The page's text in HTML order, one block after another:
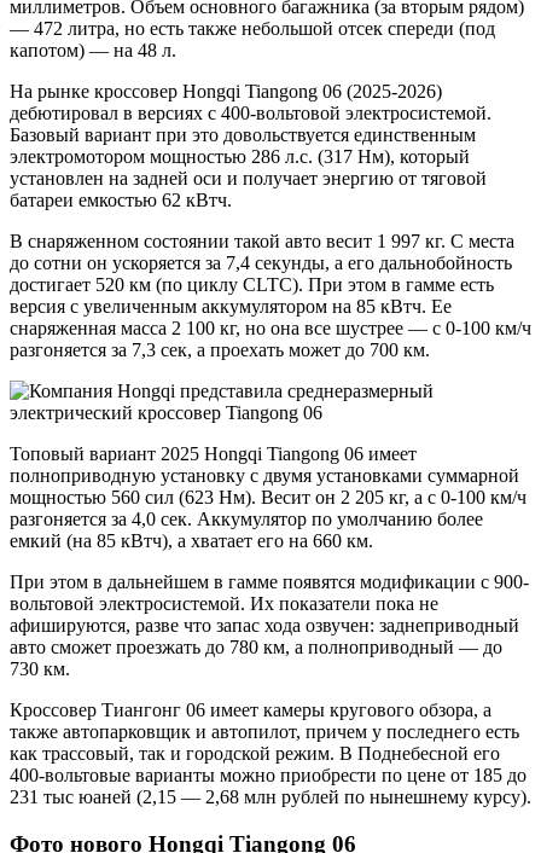
миллиметров. Объем основного багажника (за вторым рядом)
— 472 литра, но есть также небольшой отсек спереди (под
капотом) — на 48 л.
На рынке кроссовер Hongqi Tiangong 06 (2025-2026)
дебютировал в версиях с 400-вольтовой электросистемой.
Базовый вариант при это довольствуется единственным
электромотором мощностью 286 л.с. (317 Нм), который
установлен на задней оси и получает энергию от тяговой
батареи емкостью 62 кВтч.
В снаряженном состоянии такой авто весит 1 997 кг. С места
до сотни он ускоряется за 7,4 секунды, а его дальнобойность
достигает 520 км (по циклу CLTC). При этом в гамме есть
версия с увеличенным аккумулятором на 85 кВтч. Ее
снаряженная масса 2 100 кг, но она все шустрее — с 0-100 км/ч
разгоняется за 7,3 сек, а проехать может до 700 км.
Топовый вариант 2025 Hongqi Tiangong 06 имеет
полноприводную установку с двумя установками суммарной
мощностью 560 сил (623 Нм). Весит он 2 205 кг, а с 0-100 км/ч
разгоняется за 4,0 сек. Аккумулятор по умолчанию более
емкий (на 85 кВтч), а хватает его на 660 км.
При этом в дальнейшем в гамме появятся модификации с 900-
вольтовой электросистемой. Их показатели пока не
афишируются, разве что запас хода озвучен: заднеприводный
авто сможет проезжать до 780 км, а полноприводный — до
730 км.
Кроссовер Тиангонг 06 имеет камеры кругового обзора, а
также автопарковщик и автопилот, причем у последнего есть
как трассовый, так и городской режим. В Поднебесной его
400-вольтовые варианты можно приобрести по цене от 185 до
231 тыс юаней (2,15 — 2,68 млн рублей по нынешнему курсу).
Фото нового Hongqi Tiangong 06